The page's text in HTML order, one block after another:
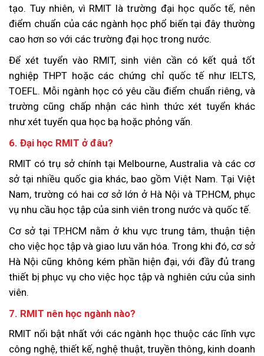
tạo. Tuy nhiên, vì RMIT là trường đại học quốc tế, nên
điểm chuẩn của các ngành học phổ biến tại đây thường
cao hơn so với các trường đại học trong nước.
Để xét tuyển vào RMIT, sinh viên cần có kết quả tốt
nghiệp THPT hoặc các chứng chỉ quốc tế như IELTS,
TOEFL. Mỗi ngành học có yêu cầu điểm chuẩn riêng, và
trường cũng chấp nhận các hình thức xét tuyển khác
như xét tuyển qua học bạ hoặc phỏng vấn.
6. Đại học RMIT ở đâu?
RMIT có trụ sở chính tại Melbourne, Australia và các cơ
sở tại nhiều quốc gia khác, bao gồm Việt Nam. Tại Việt
Nam, trường có hai cơ sở lớn ở Hà Nội và TP.HCM, phục
vụ nhu cầu học tập của sinh viên trong nước và quốc tế.
Cơ sở tại TP.HCM nằm ở khu vực trung tâm, thuận tiện
cho việc học tập và giao lưu văn hóa. Trong khi đó, cơ sở
Hà Nội cũng không kém phần hiện đại, với đầy đủ trang
thiết bị phục vụ cho việc học tập và nghiên cứu của sinh
viên.
7. RMIT nên học ngành nào?
RMIT nổi bật nhất với các ngành học thuộc các lĩnh vực
công nghệ, thiết kế, nghệ thuật, truyền thông, kinh doanh